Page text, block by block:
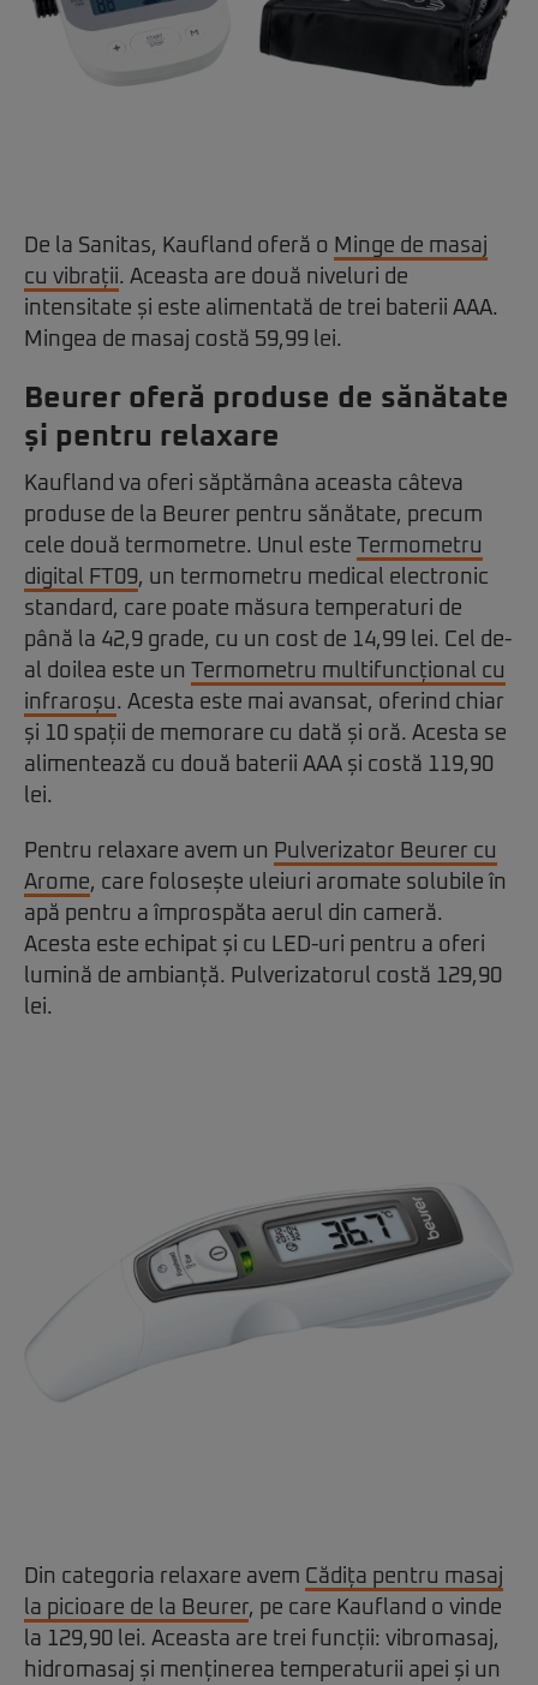
De la Sanitas, Kaufland oferă o Minge de masaj
cu vibrații. Aceasta are două niveluri de
intensitate și este alimentată de trei baterii AAA.
Mingea de masaj costă 59,99 lei.
Beurer oferă produse de sănătate
și pentru relaxare
Kaufland va oferi săptămâna aceasta câteva
produse de la Beurer pentru sănătate, precum
cele două termometre. Unul este Termometru
digital FT09, un termometru medical electronic
standard, care poate măsura temperaturi de
până la 42,9 grade, cu un cost de 14,99 lei. Cel de-
al doilea este un Termometru multifuncțional cu
infraroșu. Acesta este mai avansat, oferind chiar
și 10 spații de memorare cu dată și oră. Acesta se
alimentează cu două baterii AAA și costă 119,90
lei.
Pentru relaxare avem un Pulverizator Beurer cu
Arome, care folosește uleiuri aromate solubile în
apă pentru a împrospăta aerul din cameră.
Acesta este echipat și cu LED-uri pentru a oferi
lumină de ambianță. Pulverizatorul costă 129,90
lei.
Din categoria relaxare avem Cădița pentru masaj
la picioare de la Beurer, pe care Kaufland o vinde
la 129,90 lei. Aceasta are trei funcții: vibromasaj,
hidromasaj și menținerea temperaturii apei și un